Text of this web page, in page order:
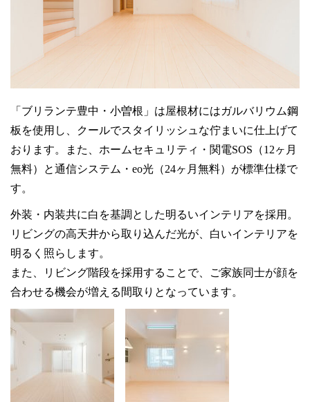
「ブリランテ豊中・小曽根」は屋根材にはガルバリウム鋼
板を使用し、クールでスタイリッシュな佇まいに仕上げて
おります。また、ホームセキュリティ・関電SOS（12ヶ月
無料）と通信システム・eo光（24ヶ月無料）が標準仕様で
す。
外装・内装共に白を基調とした明るいインテリアを採用。
リビングの高天井から取り込んだ光が、白いインテリアを
明るく照らします。
また、リビング階段を採用することで、ご家族同士が顔を
合わせる機会が増える間取りとなっています。